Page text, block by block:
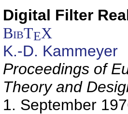
Digital Filter
BibTEX
K.-D. Kammeyer
Proceedings of
Theory and
1. September